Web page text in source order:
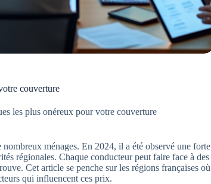
couverture
les plus onéreux pour votre couverture
ménages. En 2024, il a été observé une forte
régionales. Chaque conducteur peut faire face à des
Cet article se penche sur les régions françaises où
qui influencent ces prix.